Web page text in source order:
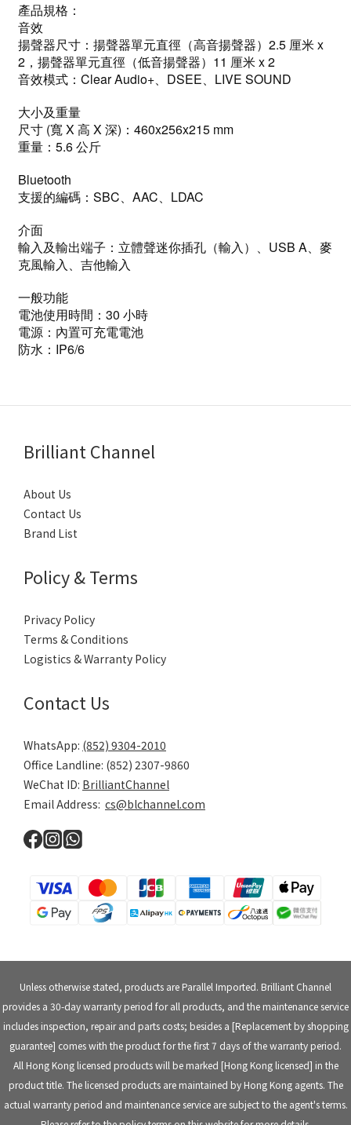
產品規格：
音效
揚聲器尺寸：揚聲器單元直徑（高音揚聲器）2.5 厘米 x
2，揚聲器單元直徑（低音揚聲器）11 厘米 x 2
音效模式：Clear Audio+、DSEE、LIVE SOUND
大小及重量
尺寸 (寬 X 高 X 深)：460x256x215 mm
重量：5.6 公斤
Bluetooth
支援的編碼：SBC、AAC、LDAC
介面
輸入及輸出端子：立體聲迷你插孔（輸入）、USB A、麥
克風輸入、吉他輸入
一般功能
電池使用時間：30 小時
電源：內置可充電電池
防水：IP6/6
Brilliant Channel
About Us
Contact Us
Brand List
Policy & Terms
Privacy Policy
Terms & Conditions
Logistics & Warranty Policy
Contact Us
WhatsApp: (852) 9304-2010
Office Landline: (852) 2307-9860
WeChat ID: BrilliantChannel
Email Address: cs@blchannel.com
Unless otherwise stated, products are Parallel Imported. Brilliant Channel
provides a 30-day warranty period for all products, and the maintenance service
includes inspection, repair and parts costs; besides a [Replacement by shopping
guarantee] comes with the product for the first 7 days of the warranty period.
All Hong Kong licensed products will be marked [Hong Kong licensed] in the
product title. The licensed products are maintained by Hong Kong agents. The
actual warranty period and maintenance service are subject to the agent's terms.